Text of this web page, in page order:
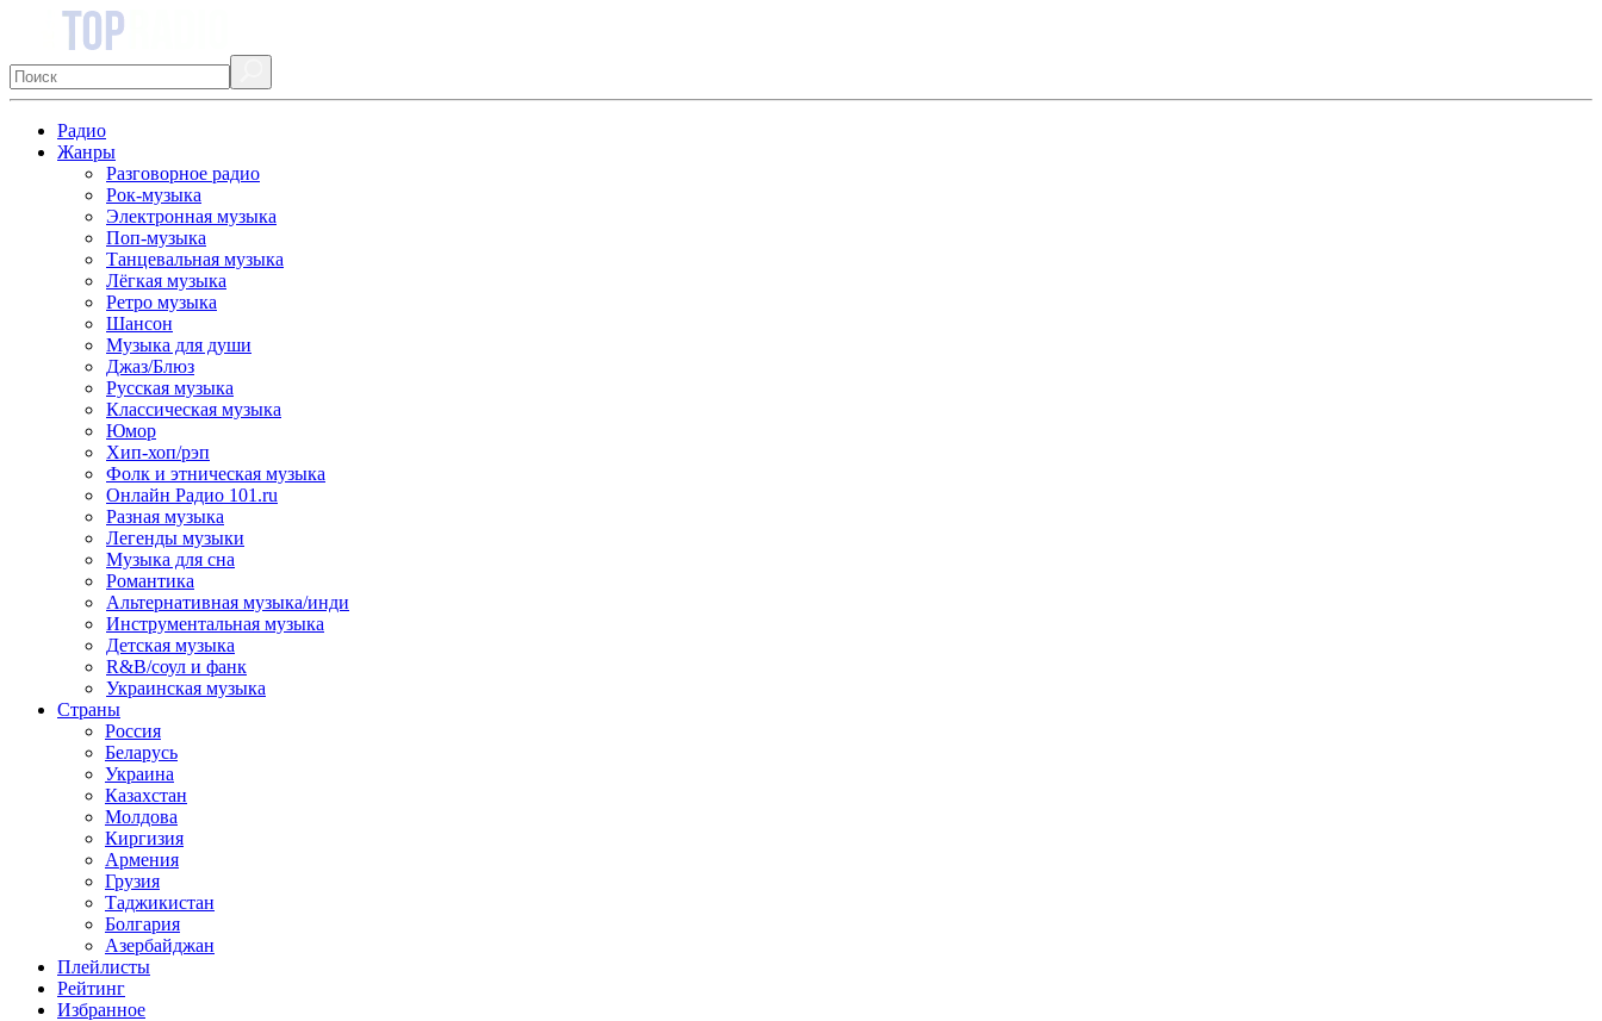
Радио
Жанры
Разговорное радио
Рок-музыка
Электронная музыка
Поп-музыка
Танцевальная музыка
Лёгкая музыка
Ретро музыка
Шансон
Музыка для души
Джаз/Блюз
Русская музыка
Классическая музыка
Юмор
Хип-хоп/рэп
Фолк и этническая музыка
Онлайн Радио 101.ru
Разная музыка
Легенды музыки
Музыка для сна
Романтика
Альтернативная музыка/инди
Инструментальная музыка
Детская музыка
R&B/cоул и фанк
Украинская музыка
Страны
Россия
Беларусь
Украина
Казахстан
Молдова
Киргизия
Армения
Грузия
Таджикистан
Болгария
Азербайджан
Плейлисты
Рейтинг
Избранное